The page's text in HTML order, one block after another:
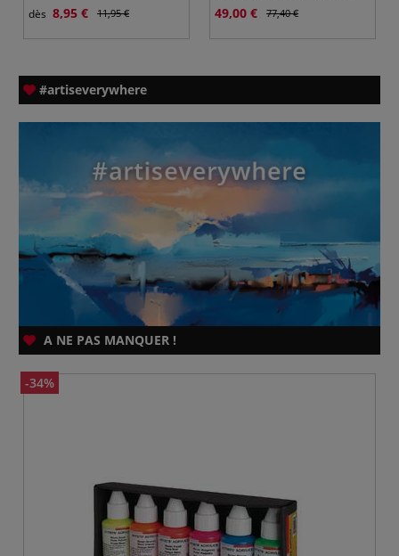
dès 8,95 € 11,95 € 49,00 € 77,40 €
#artiseverywhere
A NE PAS MANQUER !
-34%